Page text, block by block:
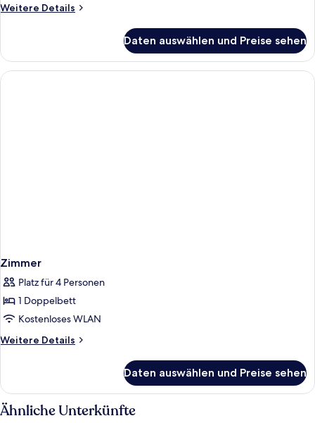
Weitere Details
Weitere
Daten auswählen und Preise sehen
Zimmer
Platz für 4 Personen
1 Doppelbett
Kostenloses WLAN
Weitere Details
Weitere
Daten auswählen und Preise sehen
Ähnliche Unterkünfte